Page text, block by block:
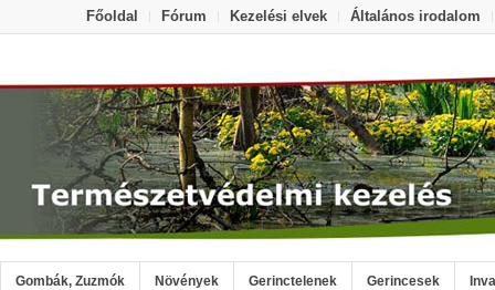
Főoldal Fórum Kezelési elvek Általános irodalom
Gombák, Zuzmók Növények Gerinctelenek Gerincesek